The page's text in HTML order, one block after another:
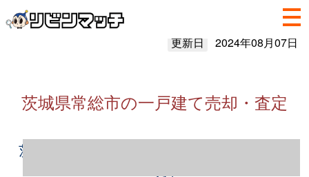
更新日 2024年08月07日
茨城県常総市の一戸建て売却・査定
茨城県常総市の一戸建て売却情報（2023年1